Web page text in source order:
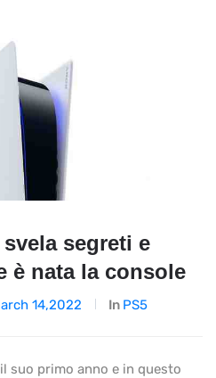
segreti e
è nata la console
14,2022 In PS5
suo primo anno e in questo